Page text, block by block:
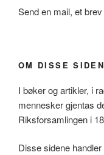
Send en mail, et
OM DISSE
I bøker og artikler, i
mennesker gjentas
Riksforsamlingen i
Disse sidene